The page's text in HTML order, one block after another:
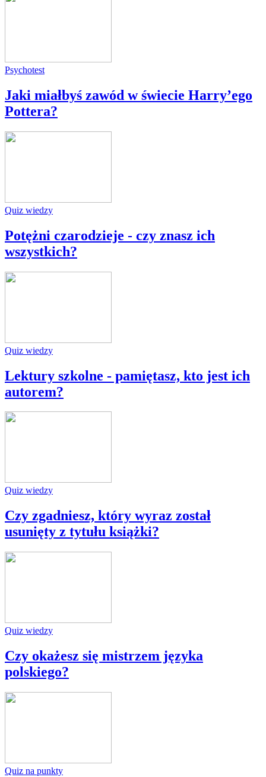
Psychotest
Jaki miałbyś zawód w świecie Harry’ego
Pottera?
Quiz wiedzy
Potężni czarodzieje - czy znasz ich
wszystkich?
Quiz wiedzy
Lektury szkolne - pamiętasz, kto jest ich
autorem?
Quiz wiedzy
Czy zgadniesz, który wyraz został
usunięty z tytułu książki?
Quiz wiedzy
Czy okażesz się mistrzem języka
polskiego?
Quiz na punkty